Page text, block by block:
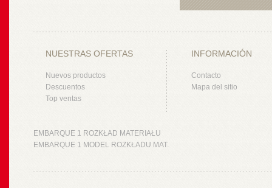
NUESTRAS OFERTAS
Nuevos productos
Descuentos
Top ventas
INFORMACIÓN
Contacto
Mapa del sitio
EMBARQUE 1 ROZKŁAD MATERIAŁU
EMBARQUE 1 MODEL ROZKŁADU MAT.